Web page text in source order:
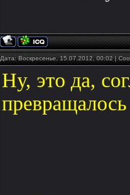
Дата: Воскресенье, 15.07.2012, 00:02 |
Ну, это да,